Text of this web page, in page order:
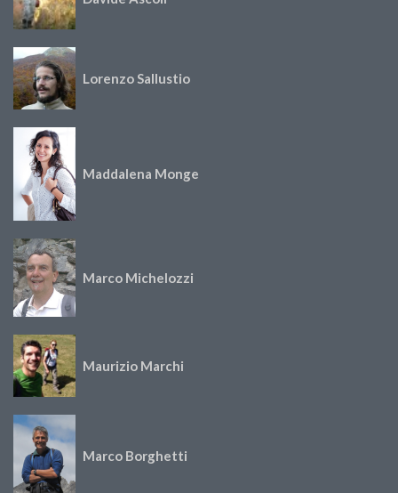
Lorenzo Sallustio
Maddalena Monge
Marco Michelozzi
Maurizio Marchi
Marco Borghetti